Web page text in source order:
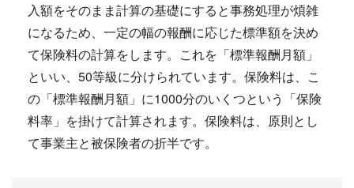
入額をそのまま計算の基礎にすると事務処理が煩雑
になるため、一定の幅の報酬に応じた標準額を決め
て保険料の計算をします。これを「標準報酬月額」
といい、50等級に分けられています。保険料は、こ
の「標準報酬月額」に1000分のいくつという「保険
料率」を掛けて計算されます。保険料は、原則とし
て事業主と被保険者の折半です。